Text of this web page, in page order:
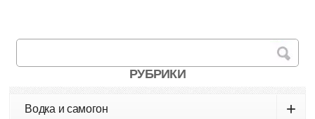
РУБРИКИ
Водка и самогон +